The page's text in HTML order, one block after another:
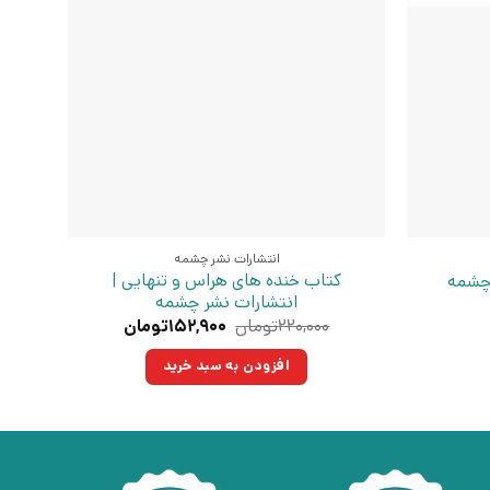
چشمه
انتشارات نشر چشمه
کتاب خنده های هراس و تنهایی |
انتشارات نشر چشمه
۲۲۰,۰۰۰تومان قیمت
۲۲۰,۰۰۰تومان
بود.
۱۵۲,۹۰۰تومان
افزودن به سبد خرید